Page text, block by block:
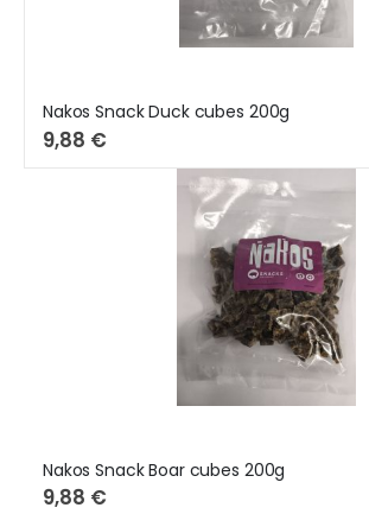
Nakos Snack Duck cubes 200g
9,88 €
Nakos Snack Boar cubes 200g
9,88 €